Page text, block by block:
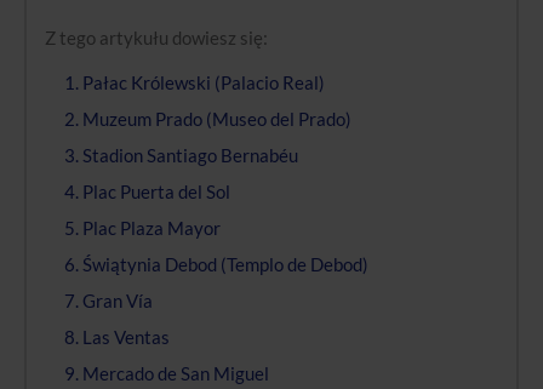
Z tego artykułu dowiesz się:
1. Pałac Królewski (Palacio Real)
2. Muzeum Prado (Museo del Prado)
3. Stadion Santiago Bernabéu
4. Plac Puerta del Sol
5. Plac Plaza Mayor
6. Świątynia Debod (Templo de Debod)
7. Gran Vía
8. Las Ventas
9. Mercado de San Miguel